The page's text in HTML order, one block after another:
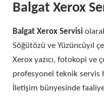
Balgat Xerox
Balgat Xerox Servisi
Söğütözü ve Yüzüncüyıl
Xerox yazıcı, fotokopi ve
profesyonel teknik servis
İletişim bünyesinde